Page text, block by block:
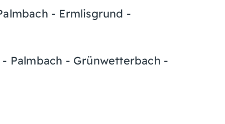
- Ermlisgrund -
Palmbach - Grünwetterbach -